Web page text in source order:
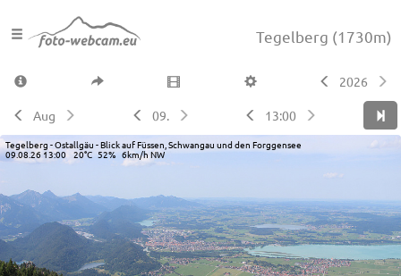
Tegelberg (1730m)
2026
Aug 09. 13:00
Tegelberg - Ostallgäu - Blick auf Füssen, Schwangau und den Forggensee
09.08.26 13:00 20°C 52% 6km/h NW